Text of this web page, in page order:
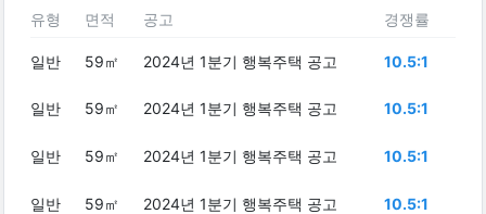
유형 면적 공고 경쟁률
일반 59㎡ 2024년 1분기 행복주택 공고 10.5:1
일반 59㎡ 2024년 1분기 행복주택 공고 10.5:1
일반 59㎡ 2024년 1분기 행복주택 공고 10.5:1
일반 59㎡ 2024년 1분기 행복주택 공고 10.5:1